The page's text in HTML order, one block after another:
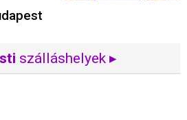
szálláshelyek ▸